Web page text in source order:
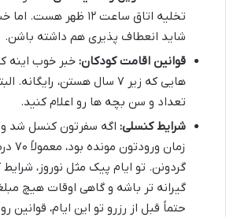
تخلیه اتاق ساعت ۱۲
شاید انعطاف پذیری هم داشته باشن.
قوانین اقامت کودکان: خبر خوب اینه
هایی که زیر ۷ سال هستن،
تعداد و سن بچه ها رو اعلام کنید.
شرایط کنسلی:
زمان
گردونن. تو ایام پیک مثل نوروز،
گیرانه تر باشه و گاهی اوقات هیچ
حتماً قبل از رزرو تو این ایام،